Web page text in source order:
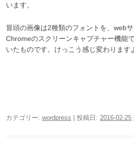
います。
冒頭の画像は2種類のフォントを、web
Chromeのスクリーンキャプチャー機能
いたものです。けっこう感じ変わります
カテゴリー: wordpress | 投稿日: 2016-02-25